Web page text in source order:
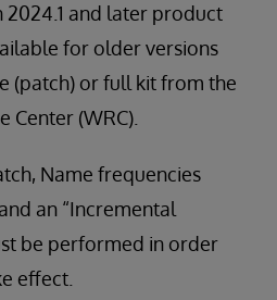
2024.1 and later product
for older versions
(patch) or full kit from the
Center (WRC).
Name frequencies
an “Incremental
be performed in order
effect.